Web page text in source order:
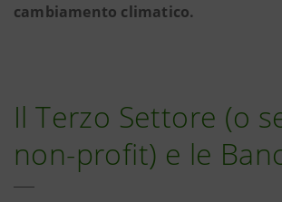
cambiamento climatico.
Il Terzo Settore (o
non-profit) e le